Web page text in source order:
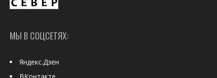
МЫ В СОЦСЕТЯХ:
Яндекс.Дзен
ВКонтакте